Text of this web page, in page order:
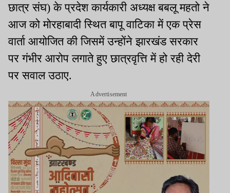
छात्र संघ) के प्रदेश कार्यकारी अध्यक्ष बबलू महतो ने
आज को मोरहाबादी स्थित बापू वाटिका में एक प्रेस
वार्ता आयोजित की जिसमें उन्होंने झारखंड सरकार
पर गंभीर आरोप लगाते हुए छात्रवृत्ति में हो रही देरी
पर सवाल उठाए.
Advertisement